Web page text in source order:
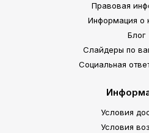
Правовая
Информация о
Блог
Слайдеры по
Социальная
Условия
Условия